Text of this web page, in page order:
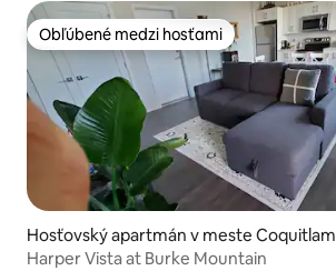
Obľúbené medzi hosťami
Obľúbené medzi hosťami
Hosťovský apartmán v meste Coquitlam
Harper Vista at Burke Mountain